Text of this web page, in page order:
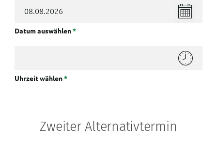
Datum auswählen*
Uhrzeit wählen*
Zweiter Alternativtermin